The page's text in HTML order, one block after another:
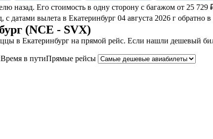
Его стоимость в одну сторону с багажом от 25 729
датами вылета в Екатеринбург 04 августа 2026 г обратно
(NCE - SVX)
в Екатеринбург на прямой рейс. Если нашли дешевый
Время в путиПрямые рейсы